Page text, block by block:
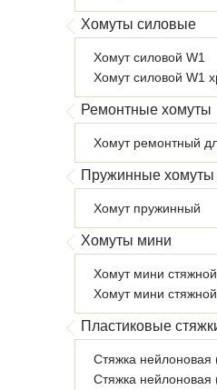
Хомуты силовые
Хомут силовой W1
Хомут силовой W1
Ремонтные хомуты
Хомут ремонтный
Пружинные хомуты
Хомут пружинный
Хомуты мини
Хомут мини стяжной
Хомут мини
Пластиковые
Стяжка нейлоновая
Стяжка нейлоновая